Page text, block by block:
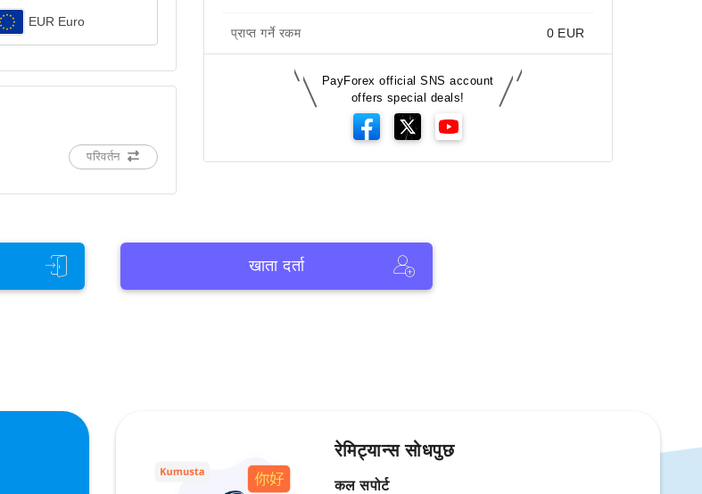
EUR Euro
परिवर्तन
प्राप्त गर्ने रकम 0 EUR
PayForex official SNS account
offers special deals!
खाता दर्ता
रेमिट्यान्स सोधपुछ
कल सपोर्ट